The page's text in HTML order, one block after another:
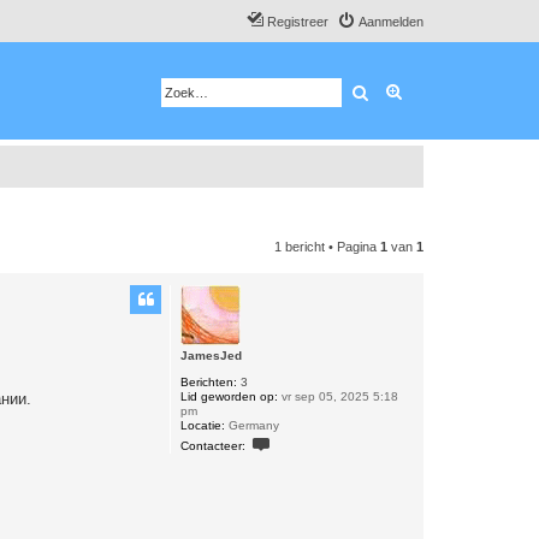
Aanmelden
Registreer
Zoek
1 bericht • Pagina 1 van 1
JamesJed
Berichten: 3
Lid geworden op: vr sep 05, 2025 5:18
pm
Locatie: Germany
Contacteer: